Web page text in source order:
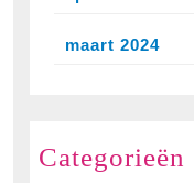
maart 2024
Categorieën